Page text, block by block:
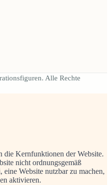
Alle Rechte
die Kernfunktionen der Website.
nicht ordnungsgemäß
Website nutzbar zu machen,
aktivieren.